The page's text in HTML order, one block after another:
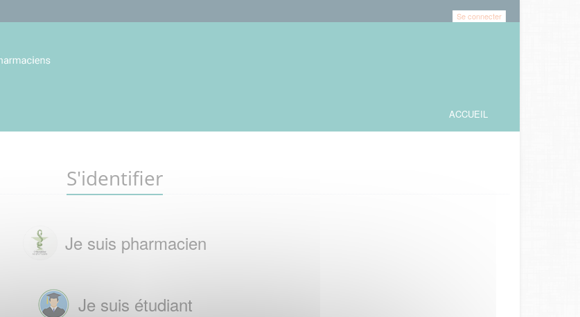
Se connecter
ACCUEIL
S'identifier
Je suis pharmacien
Je suis étudiant